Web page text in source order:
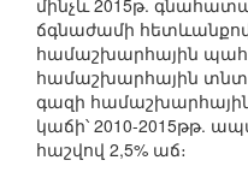
մինչև 2015թ.
ճգնաժամի
համաշխարհային
համաշխարհային
գազի
կաճի՝ 2010-2015թթ.
հաշվով 2,5% աճ։